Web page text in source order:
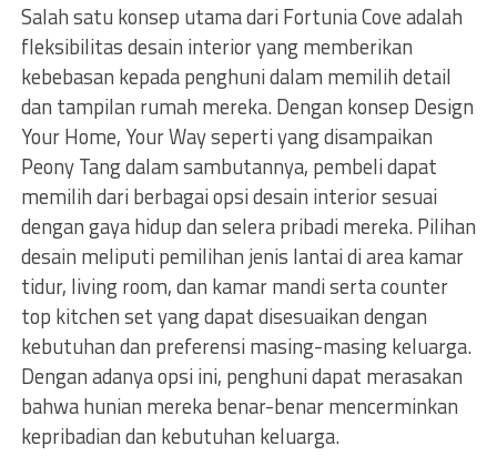
Salah satu konsep utama dari Fortunia Cove adalah
fleksibilitas desain interior yang memberikan
kebebasan kepada penghuni dalam memilih detail
dan tampilan rumah mereka. Dengan konsep Design
Your Home, Your Way seperti yang disampaikan
Peony Tang dalam sambutannya, pembeli dapat
memilih dari berbagai opsi desain interior sesuai
dengan gaya hidup dan selera pribadi mereka. Pilihan
desain meliputi pemilihan jenis lantai di area kamar
tidur, living room, dan kamar mandi serta counter
top kitchen set yang dapat disesuaikan dengan
kebutuhan dan preferensi masing-masing keluarga.
Dengan adanya opsi ini, penghuni dapat merasakan
bahwa hunian mereka benar-benar mencerminkan
kepribadian dan kebutuhan keluarga.